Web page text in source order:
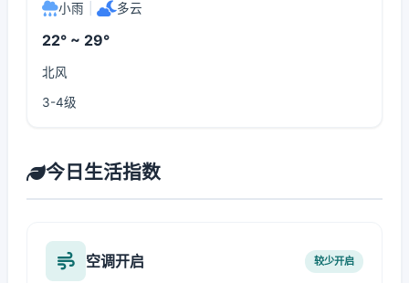
小雨 多云
22° ~ 29°
北风
3-4级
今日生活指数
空调开启 较少开启